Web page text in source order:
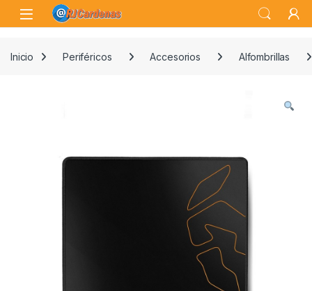
Skip to navigation
Skip to content
Open
Inicio Periféricos Accesorios Alfombrillas